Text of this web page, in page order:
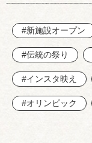
#新施設オープン
#伝統の祭り
#インスタ映え
#オリンピック